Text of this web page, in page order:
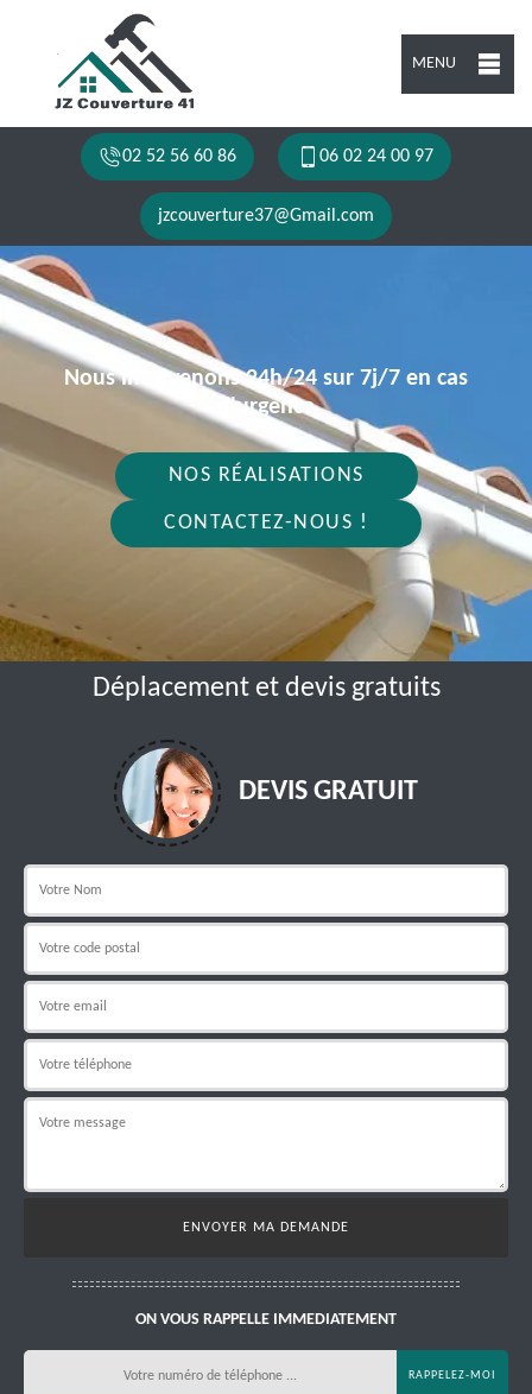
MENU
02 52 56 60 86 06 02 24 00 97
jzcouverture37@Gmail.com
Nous intervenons 24h/24 sur 7j/7 en cas
d'urgence
NOS RÉALISATIONS
CONTACTEZ-NOUS !
Déplacement et devis gratuits
DEVIS GRATUIT
ON VOUS RAPPELLE IMMEDIATEMENT